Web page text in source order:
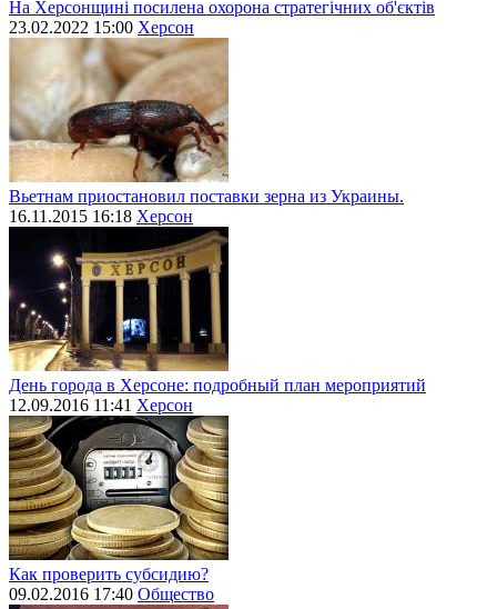
На Херсонщині посилена охорона стратегічних об'єктів
23.02.2022 15:00 Херсон
Вьетнам приостановил поставки зерна из Украины.
16.11.2015 16:18 Херсон
День города в Херсоне: подробный план мероприятий
12.09.2016 11:41 Херсон
Как проверить субсидию?
09.02.2016 17:40 Общество